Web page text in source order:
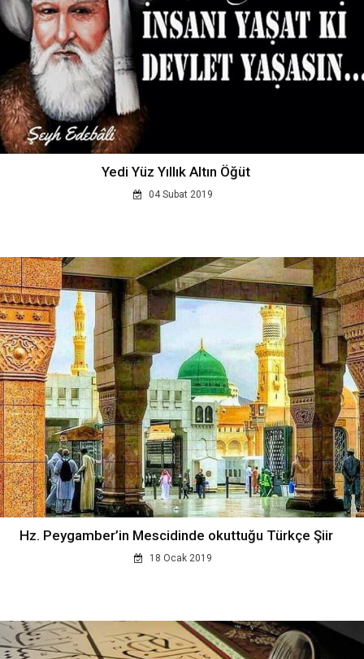
Yedi Yüz Yıllık Altın Öğüt
04 Subat 2019
Hz. Peygamber’in Mescidinde okuttuğu Türkçe Şiir
18 Ocak 2019